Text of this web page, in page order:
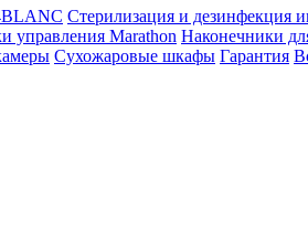
Стерилизация и дезинфекция
управления Marathon Наконечники
Сухожаровые шкафы Гарантия